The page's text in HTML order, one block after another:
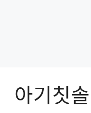
아기칫솔